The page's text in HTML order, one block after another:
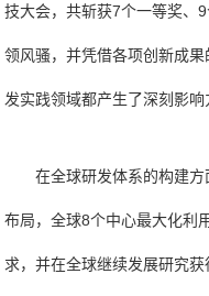
技大会，共斩获7个一等奖、
领风骚，并凭借各项创新成
发实践领域都产生了深刻影响
在全球研发体系的构建
布局，全球8个中心最大化利
求，并在全球继续发展研究